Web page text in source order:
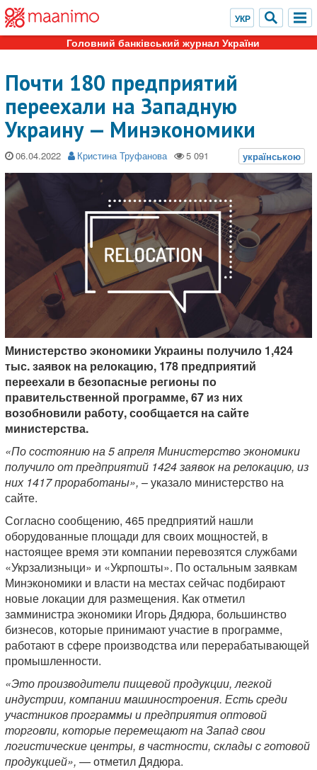
Головний банківський журнал України
Почти 180 предприятий
переехали на Западную
Украину — Минэкономики
06.04.2022 Кристина Труфанова
Министерство экономики Украины получило 1,424
тыс. заявок на релокацию, 178 предприятий
переехали в безопасные регионы по
правительственной программе, 67 из них
возобновили работу, сообщается на сайте
министерства.
«По состоянию на 5 апреля Министерство экономики
получило от предприятий 1424 заявок на релокацию, из
них 1417 проработаны», – указало министерство на
сайте.
Согласно сообщению, 465 предприятий нашли
оборудованные площади для своих мощностей, в
настоящее время эти компании перевозятся службами
«Укрзализныци» и «Укрпошты». По остальным заявкам
Минэкономики и власти на местах сейчас подбирают
новые локации для размещения. Как отметил
замминистра экономики Игорь Дядюра, большинство
бизнесов, которые принимают участие в программе,
работают в сфере производства или перерабатывающей
промышленности.
«Это производители пищевой продукции, легкой
индустрии, компании машиностроения. Есть среди
участников программы и предприятия оптовой
торговли, которые перемещают на Запад свои
логистические центры, в частности, склады с готовой
продукцией», — отметил Дядюра.